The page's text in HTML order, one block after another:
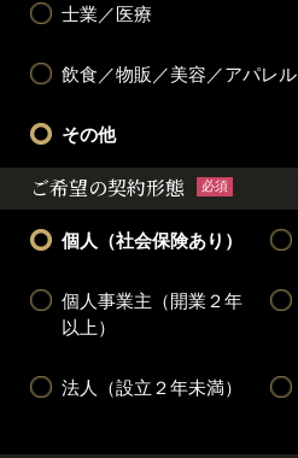
士業／医療
飲食／物販／美容／アパレル
その他
ご希望の契約形態 必須
個人（社会保険あり）
個人事業主（開業２年
以上）
法人（設立２年未満）